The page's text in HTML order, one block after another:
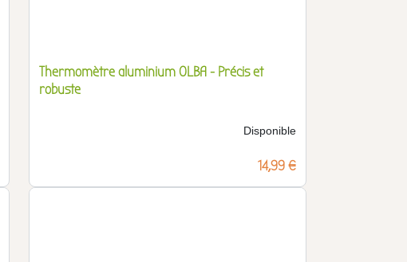
Thermomètre aluminium OLBA - Précis et
robuste
Disponible
Prix
14,99 €